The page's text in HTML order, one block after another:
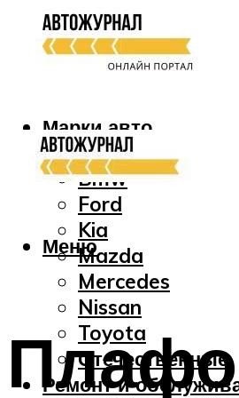
Марки авто
Audi
Bmw
Ford
Kia
Mazda
Mercedes
Nissan
Toyota
Отечественные
Ремонт и
Меню